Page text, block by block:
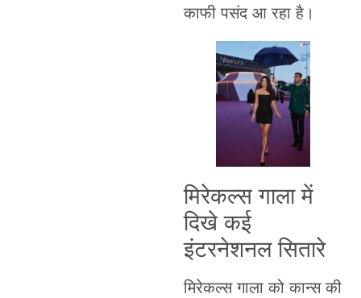
काफी पसंद आ रहा है।
मिरेकल्स गाला में
दिखे कई
इंटरनेशनल सितारे
मिरेकल्स गाला को कान्स की